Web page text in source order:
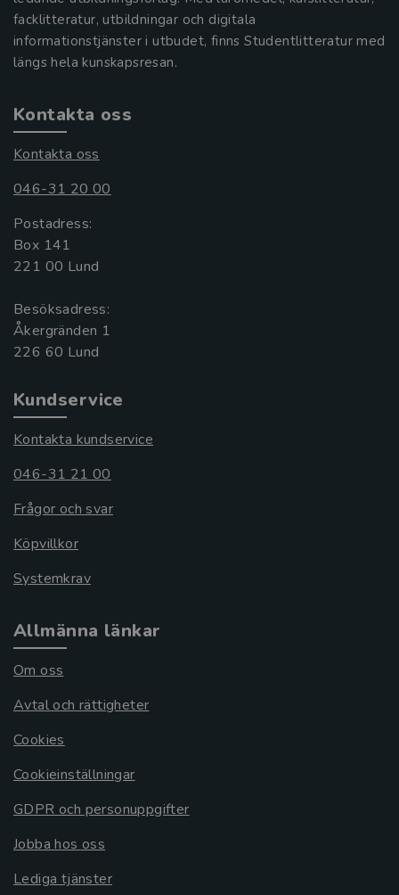
facklitteratur, utbildningar och digitala
informationstjänster i utbudet, finns Studentlitteratur med
längs hela kunskapsresan.
Kontakta oss
Kontakta oss
046-31 20 00
Postadress:
Box 141
221 00 Lund
Besöksadress:
Åkergränden 1
Kundservice
Kontakta kundservice
046-31 21 00
Frågor och svar
Köpvillkor
Systemkrav
Allmänna länkar
Om oss
Avtal och rättigheter
Cookies
Cookieinställningar
GDPR och personuppgifter
Jobba hos oss
Lediga tjänster